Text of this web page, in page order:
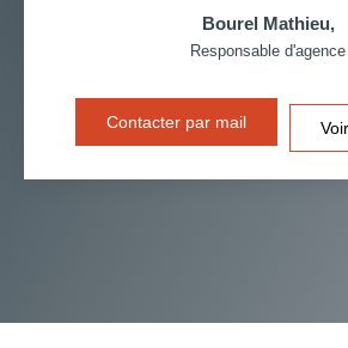
Bourel Mathieu,
Responsable d'agence
Contacter par mail